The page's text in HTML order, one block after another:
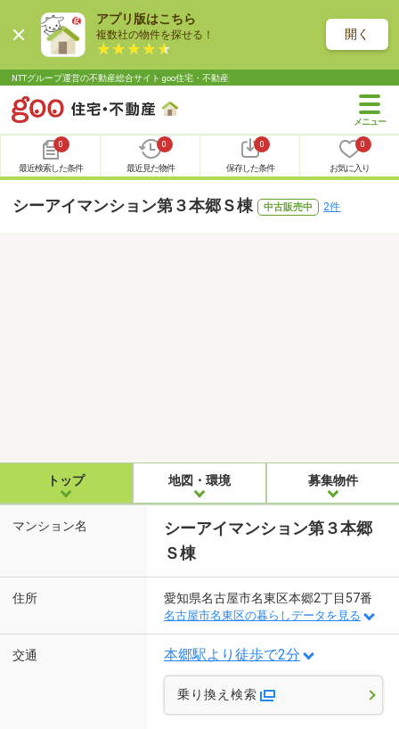
アプリ版はこちら
複数社の物件を探せる！ 開く
NTTグループ運営の不動産総合サイト goo住宅・不動産
0
最近検索した条件
0
最近見た物件
0
保存した条件
0
お気に入り
シーアイマンション第３本郷Ｓ棟 中古販売中 2件
トップ 地図・環境 募集物件
マンション名
シーアイマンション第３本郷
Ｓ棟
住所 愛知県名古屋市名東区本郷2丁目57番
名古屋市名東区の暮らしデータを見る
交通 本郷駅より徒歩で2分
乗り換え検索